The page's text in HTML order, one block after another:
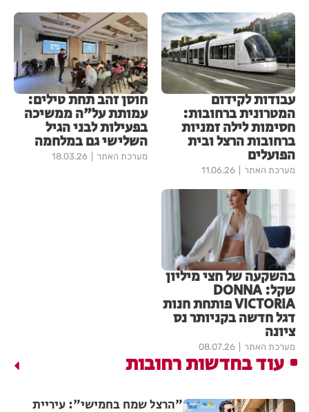
עבודות לקידום
המטרונית ברחובות:
חסימות לילה זמניות
ברחובות הרצל ובית
הפועלים
מערכת האתר 11.06.26
חוסן זהב תחת טילים:
עמותת על"ה ממשיכה
בפעילות לבני הגיל
השלישי גם במלחמה
מערכת האתר 18.03.26
בהשקעה של חצי מיליון
שקל: DONNA
VICTORIA פותחת חנות
דגל חדשה בקניותר נס
ציונה
מערכת האתר 08.07.26
עוד בחדשות רחובות
"הרצל שמח בחמישי": עיריית